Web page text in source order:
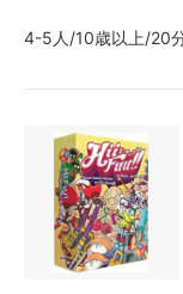
4-5人/10歳以上/20